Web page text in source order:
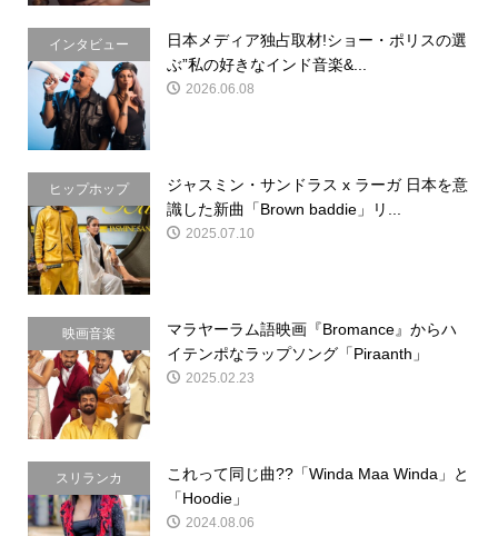
インタビュー
日本メディア独占取材!ショー・ポリスの選
ぶ”私の好きなインド音楽&...
2026.06.08
ヒップホップ
ジャスミン・サンドラス x ラーガ 日本を意
識した新曲「Brown baddie」リ...
2025.07.10
映画音楽
マラヤーラム語映画『Bromance』からハ
イテンポなラップソング「Piraanth」
2025.02.23
スリランカ
これって同じ曲??「Winda Maa Winda」と
「Hoodie」
2024.08.06